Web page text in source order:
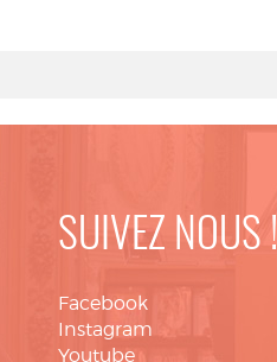
SUIVEZ NOUS !
Facebook
Instagram
Youtube